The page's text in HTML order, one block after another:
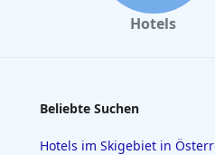
Hotels
Beliebte Suchen
Hotels im Skigebiet in